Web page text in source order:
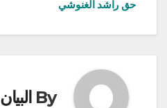
المقالات
حق راشد الغنوشي
By البيان